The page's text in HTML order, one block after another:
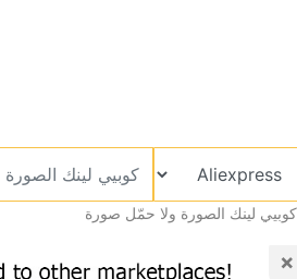
كوبيي لينك الصورة ولا حمّل صورة
×